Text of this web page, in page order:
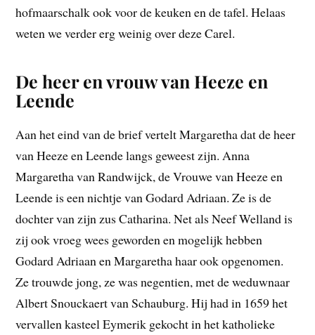
hofmaarschalk ook voor de keuken en de tafel. Helaas
weten we verder erg weinig over deze Carel.
De heer en vrouw van Heeze en
Leende
Aan het eind van de brief vertelt Margaretha dat de heer
van Heeze en Leende langs geweest zijn. Anna
Margaretha van Randwijck, de Vrouwe van Heeze en
Leende is een nichtje van Godard Adriaan. Ze is de
dochter van zijn zus Catharina. Net als Neef Welland is
zij ook vroeg wees geworden en mogelijk hebben
Godard Adriaan en Margaretha haar ook opgenomen.
Ze trouwde jong, ze was negentien, met de weduwnaar
Albert Snouckaert van Schauburg. Hij had in 1659 het
vervallen kasteel Eymerik gekocht in het katholieke